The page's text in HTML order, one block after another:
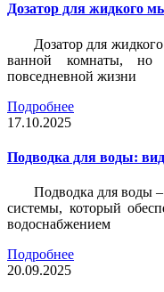
Дозатор для жидкого
Дозатор для
ванной комнаты,
повседневной жизни
Подробнее
17.10.2025
Подводка для воды:
Подводка для воды
системы, который
водоснабжением
Подробнее
20.09.2025